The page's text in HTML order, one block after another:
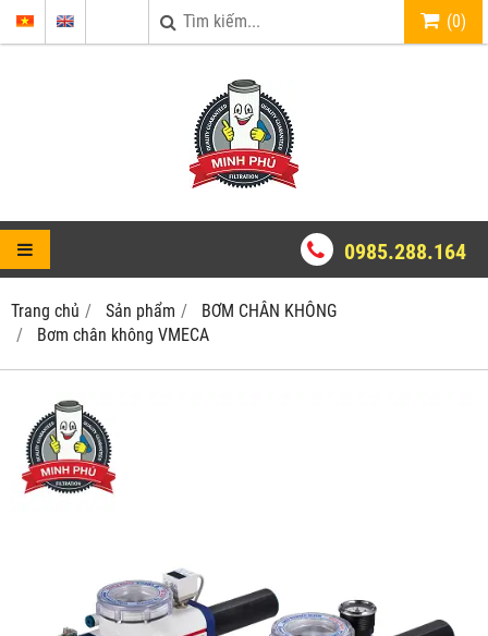
(0)
0985.288.164
Trang chủ Sản phẩm
BƠM CHÂN KHÔNG
Bơm chân không VMECA